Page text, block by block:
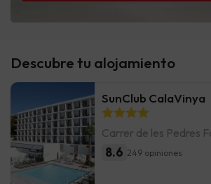
Descubre tu alojamiento
SunClub CalaVinya
Carrer de les Pedres
8.6 249 opiniones